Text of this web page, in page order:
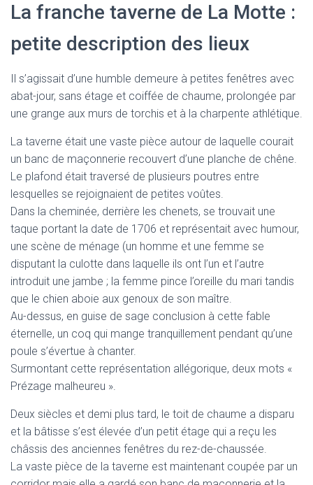
La franche taverne de La Motte :
petite description des lieux
Il s’agissait d’une humble demeure à petites fenêtres avec
abat-jour, sans étage et coiffée de chaume, prolongée par
une grange aux murs de torchis et à la charpente athlétique.
La taverne était une vaste pièce autour de laquelle courait
un banc de maçonnerie recouvert d’une planche de chêne.
Le plafond était traversé de plusieurs poutres entre
lesquelles se rejoignaient de petites voûtes.
Dans la cheminée, derrière les chenets, se trouvait une
taque portant la date de 1706 et représentait avec humour,
une scène de ménage (un homme et une femme se
disputant la culotte dans laquelle ils ont l’un et l’autre
introduit une jambe ; la femme pince l’oreille du mari tandis
que le chien aboie aux genoux de son maître.
Au-dessus, en guise de sage conclusion à cette fable
éternelle, un coq qui mange tranquillement pendant qu’une
poule s’évertue à chanter.
Surmontant cette représentation allégorique, deux mots «
Prézage malheureu ».
Deux siècles et demi plus tard, le toit de chaume a disparu
et la bâtisse s’est élevée d’un petit étage qui a reçu les
châssis des anciennes fenêtres du rez-de-chaussée.
La vaste pièce de la taverne est maintenant coupée par un